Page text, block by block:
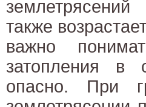
также
важно
затопления в
опасно. При